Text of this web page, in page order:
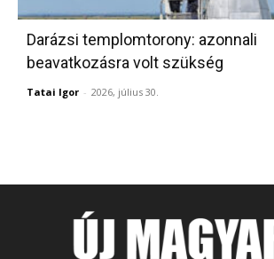
Darázsi templomtorony: azonnali
beavatkozásra volt szükség
Tatai Igor - 2026, július 30.